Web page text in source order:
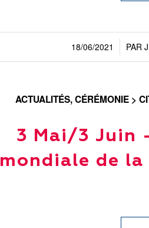
18/06/2021
/ PAR
ACTUALITÉS,CÉRÉMONIE >
3 Mai/3 Juin
mondiale de la